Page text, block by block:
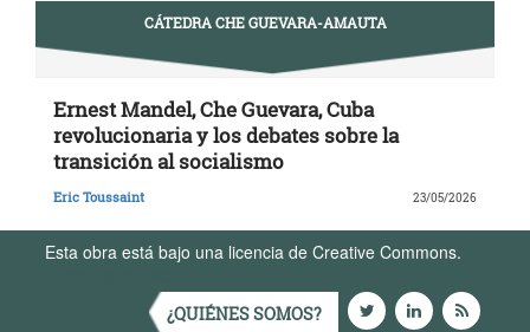
CÁTEDRA CHE GUEVARA-AMAUTA
Ernest Mandel, Che Guevara, Cuba
revolucionaria y los debates sobre la
transición al socialismo
Eric Toussaint 23/05/2026
Esta obra está bajo una licencia de Creative Commons.
¿QUIÉNES SOMOS?